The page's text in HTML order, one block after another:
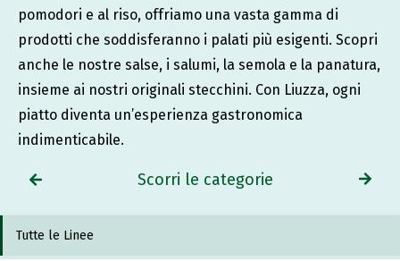
pomodori e al riso, offriamo una vasta gamma di
prodotti che soddisferanno i palati più esigenti. Scopri
anche le nostre salse, i salumi, la semola e la panatura,
insieme ai nostri originali stecchini. Con Liuzza, ogni
piatto diventa un’esperienza gastronomica
indimenticabile.
Scorri le categorie
Tutte le Linee